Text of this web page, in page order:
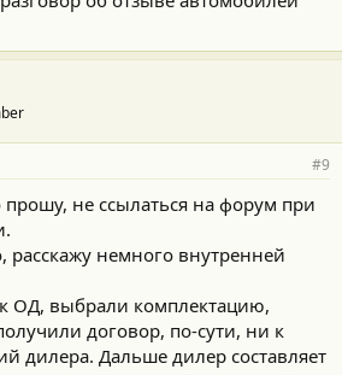
#9
прошу, не ссылаться на форум при
немного внутренней
ОД, выбрали комплектацию,
договор, по-сути, ни к
дилера. Дальше дилер составляет